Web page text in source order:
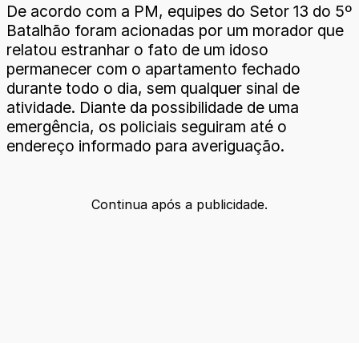
De acordo com a PM, equipes do Setor 13 do 5º
Batalhão foram acionadas por um morador que
relatou estranhar o fato de um idoso
permanecer com o apartamento fechado
durante todo o dia, sem qualquer sinal de
atividade. Diante da possibilidade de uma
emergência, os policiais seguiram até o
endereço informado para averiguação.
Continua após a publicidade.